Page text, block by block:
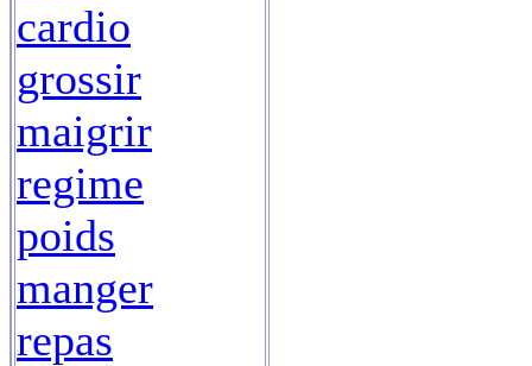
cardio
grossir
maigrir
regime
poids
manger
repas